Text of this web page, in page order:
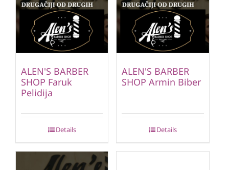
ALEN'S BARBER
SHOP Faruk
Pelidija
Details
ALEN'S BARBER
SHOP Armin Biber
Details